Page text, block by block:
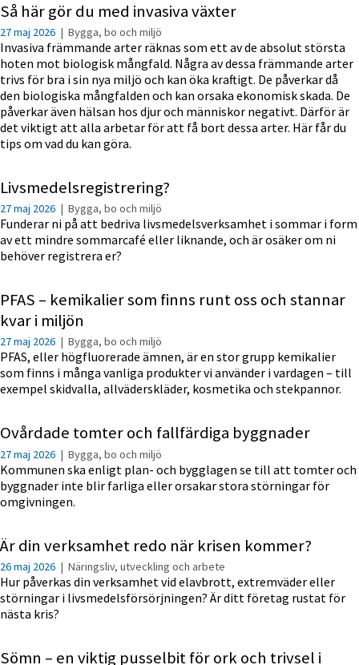
Så här gör du med invasiva växter
27 maj 2026 | Bygga, bo och miljö
Invasiva främmande arter räknas som ett av de absolut största
hoten mot biologisk mångfald. Några av dessa främmande arter
trivs för bra i sin nya miljö och kan öka kraftigt. De påverkar då
den biologiska mångfalden och kan orsaka ekonomisk skada. De
påverkar även hälsan hos djur och människor negativt. Därför är
det viktigt att alla arbetar för att få bort dessa arter. Här får du
tips om vad du kan göra.
Livsmedelsregistrering?
27 maj 2026 | Bygga, bo och miljö
Funderar ni på att bedriva livsmedelsverksamhet i sommar i form
av ett mindre sommarcafé eller liknande, och är osäker om ni
behöver registrera er?
PFAS – kemikalier som finns runt oss och stannar
kvar i miljön
27 maj 2026 | Bygga, bo och miljö
PFAS, eller högfluorerade ämnen, är en stor grupp kemikalier
som finns i många vanliga produkter vi använder i vardagen – till
exempel skidvalla, allväderskläder, kosmetika och stekpannor.
Ovårdade tomter och fallfärdiga byggnader
27 maj 2026 | Bygga, bo och miljö
Kommunen ska enligt plan- och bygglagen se till att tomter och
byggnader inte blir farliga eller orsakar stora störningar för
omgivningen.
Är din verksamhet redo när krisen kommer?
26 maj 2026 | Näringsliv, utveckling och arbete
Hur påverkas din verksamhet vid elavbrott, extremväder eller
störningar i livsmedelsförsörjningen? Är ditt företag rustat för
nästa kris?
Sömn – en viktig pusselbit för ork och trivsel i